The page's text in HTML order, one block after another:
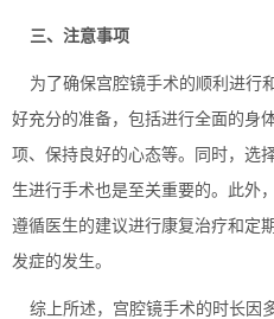
三、注意事项
为了确保宫腔镜手术的顺利进行
好充分的准备，包括进行全面的身
项、保持良好的心态等。同时，选
生进行手术也是至关重要的。此外
遵循医生的建议进行康复治疗和定
发症的发生。
综上所述，宫腔镜手术的时长因